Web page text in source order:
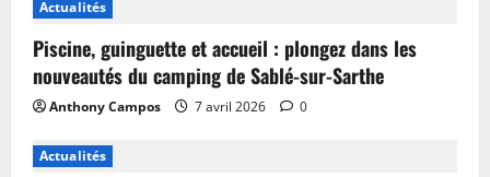
Actualités
Piscine, guinguette et accueil : plongez dans les
nouveautés du camping de Sablé-sur-Sarthe
Anthony Campos 7 avril 2026 0
Actualités